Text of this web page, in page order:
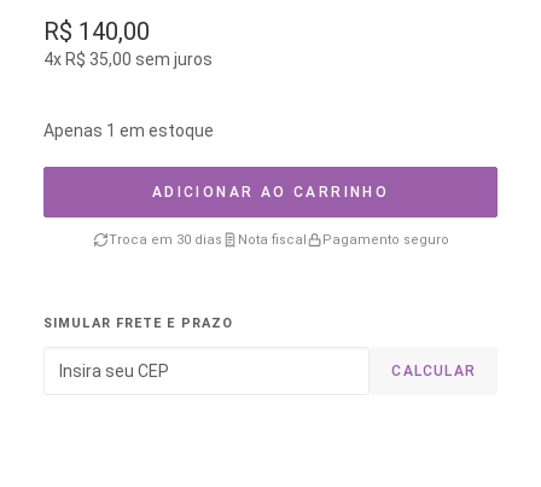
R$ 140,00
4x R$ 35,00 sem juros
Apenas 1 em estoque
ADICIONAR AO CARRINHO
Troca em 30 dias Nota fiscal Pagamento seguro
SIMULAR FRETE E PRAZO
CALCULAR